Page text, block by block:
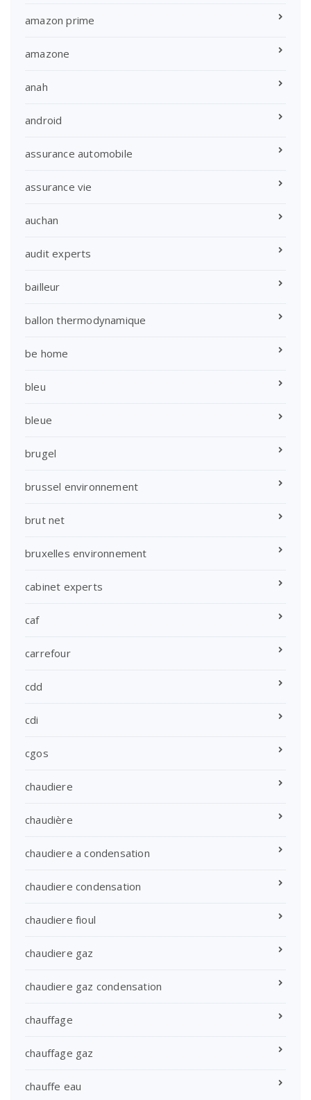
amazon prime
amazone
anah
android
assurance automobile
assurance vie
auchan
audit experts
bailleur
ballon thermodynamique
be home
bleu
bleue
brugel
brussel environnement
brut net
bruxelles environnement
cabinet experts
caf
carrefour
cdd
cdi
cgos
chaudiere
chaudière
chaudiere a condensation
chaudiere condensation
chaudiere fioul
chaudiere gaz
chaudiere gaz condensation
chauffage
chauffage gaz
chauffe eau